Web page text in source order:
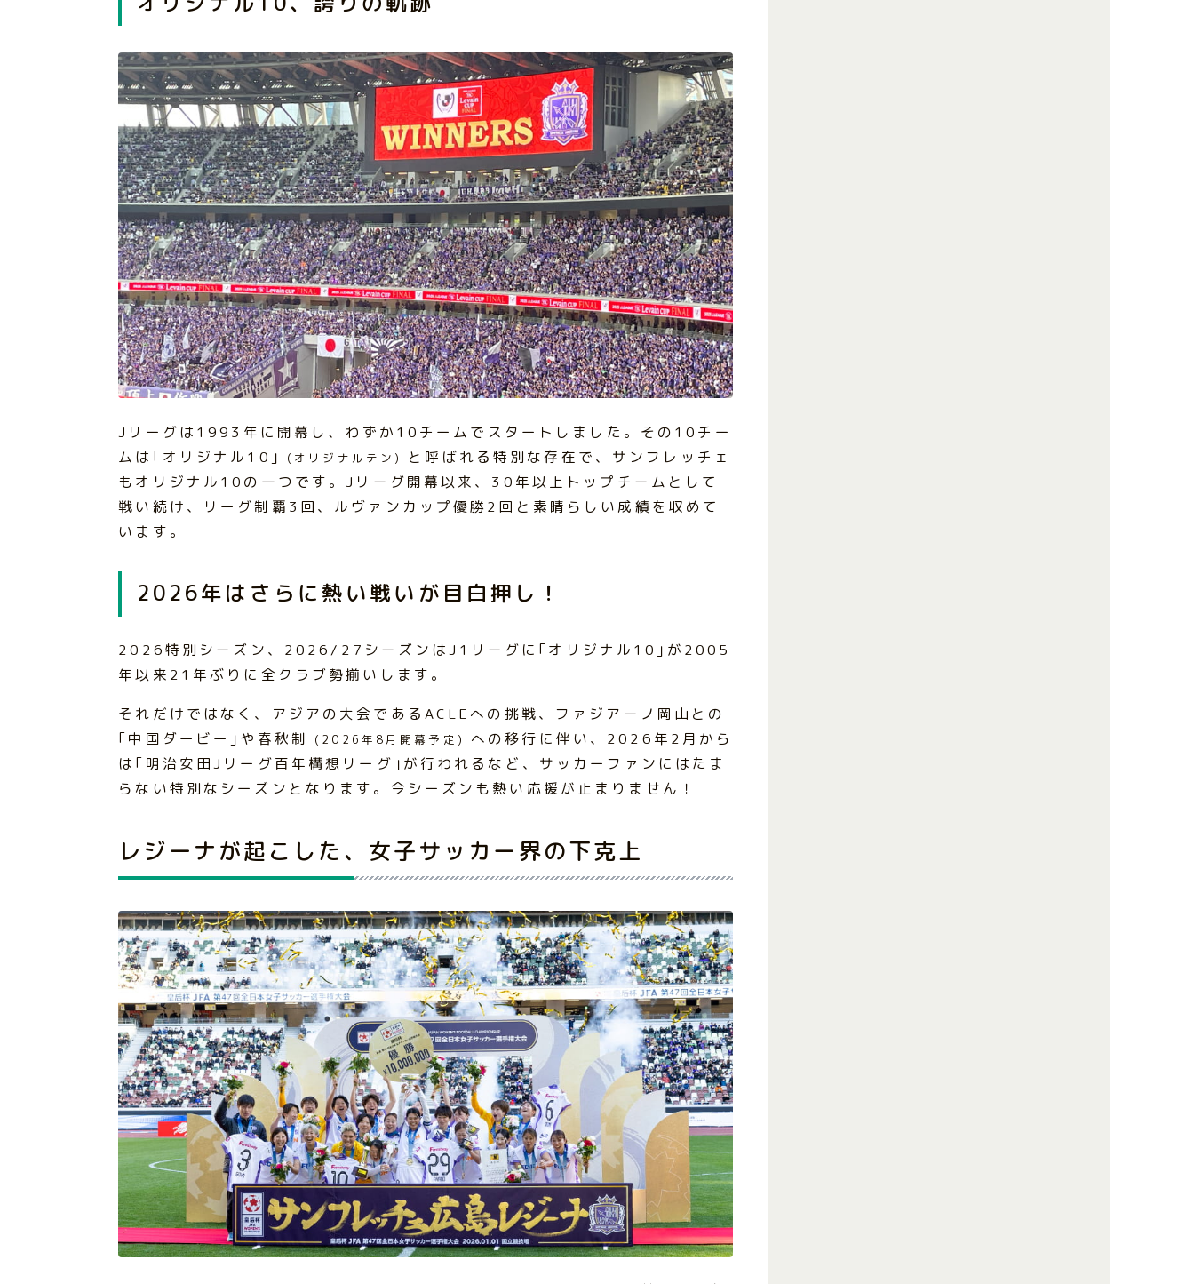
Jリーグは1993年に開幕し、わずか10チームでスタートしました。その10チー
ムは｢オリジナル10｣
(オリジナルテン)
と呼ばれる特別な存在で、サンフレッチェ
もオリジナル10の一つです。Jリーグ開幕以来、30年以上トップチームとして
戦い続け、リーグ制覇3回、ルヴァンカップ優勝2回と素晴らしい成績を収めて
います。
2026年はさらに熱い戦いが目白押し！
2026特別シーズン、2026/27シーズンはJ1リーグに｢オリジナル10｣が2005
年以来21年ぶりに全クラブ勢揃いします。
それだけではなく、アジアの大会であるACLEへの挑戦、ファジアーノ岡山との
｢中国ダービー｣や春秋制
(2026年8月開幕予定)
への移行に伴い、2026年2月から
は｢明治安田Jリーグ百年構想リーグ｣が行われるなど、サッカーファンにはたま
らない特別なシーズンとなります。今シーズンも熱い応援が止まりません！
レジーナが起こした、女子サッカー界の下克上